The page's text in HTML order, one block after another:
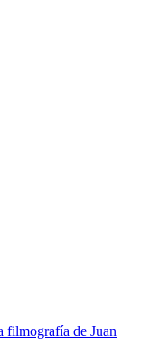
filmografía de Juan